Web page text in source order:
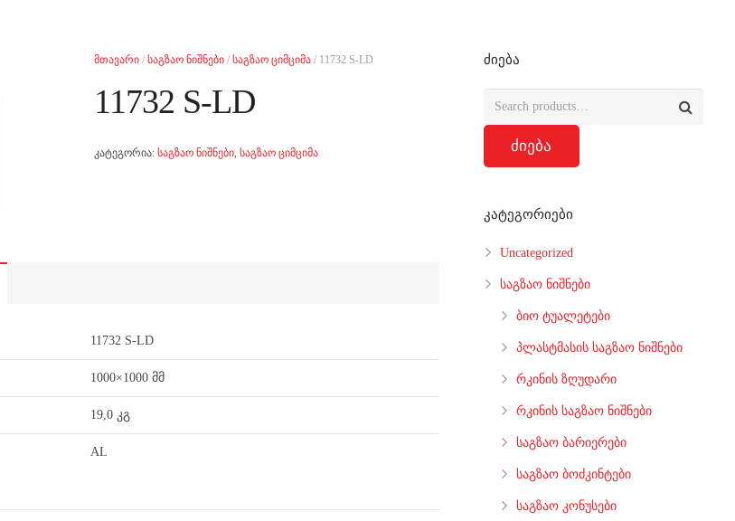
მთავარი / საგზაო ნიშნები / საგზაო ციმციმა / 11732 S-LD
11732 S-LD
კატეგორია: საგზაო ნიშნები, საგზაო ციმციმა
11732 S-LD
1000×1000 მმ
19,0 კგ
AL
ძიება
ძიება
კატეგორიები
Uncategorized
საგზაო ნიშნები
ბიო ტუალეტები
პლასტმასის საგზაო ნიშნები
რკინის ზღუდარი
რკინის საგზაო ნიშნები
საგზაო ბარიერები
საგზაო ბოძკინტები
საგზაო კონუსები